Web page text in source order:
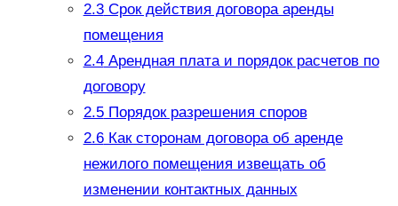
2.3Срок действия договора аренды
помещения
2.4Арендная плата и порядок расчетов по
договору
2.5Порядок разрешения споров
2.6Как сторонам договора об аренде
нежилого помещения извещать об
изменении контактных данных